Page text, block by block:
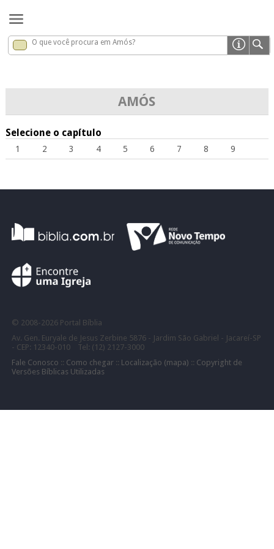
Amós x
O que você procura em Amós?
AMÓS
Selecione o capítulo
1 2 3 4 5 6 7 8 9
© 2008- 2026 Portal Bíblia
Av. Gen. Euryale de Jesus Zerbine 5876 - Jardim São Gabriel - Jacareí-SP
- CEP: 12340-010 Tel: (12) 2127-3000
Fale Conosco :: Como chegar:: Localização (mapa) :: Copyright de
Versões Bíblicas Utilizadas